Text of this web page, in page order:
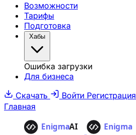
Возможности
Тарифы
Подготовка
Хабы
Ошибка загрузки
Для бизнеса
Скачать
Войти Регистрация
Главная